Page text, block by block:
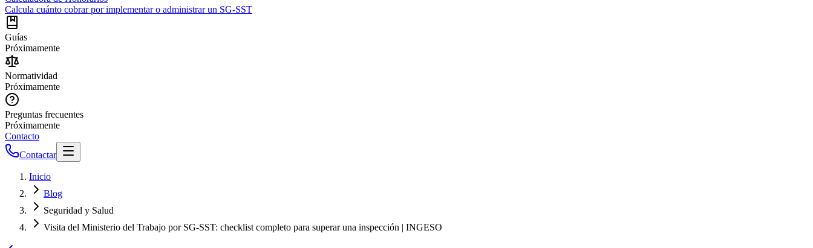
Calcula cuánto cobrar por implementar o administrar un SG-SST
Guías
Próximamente
Normatividad
Próximamente
Preguntas frecuentes
Próximamente
Contacto
Contactar
Inicio
Blog
Seguridad y Salud
Visita del Ministerio del Trabajo por SG-SST: checklist completo para superar una inspección | INGESO